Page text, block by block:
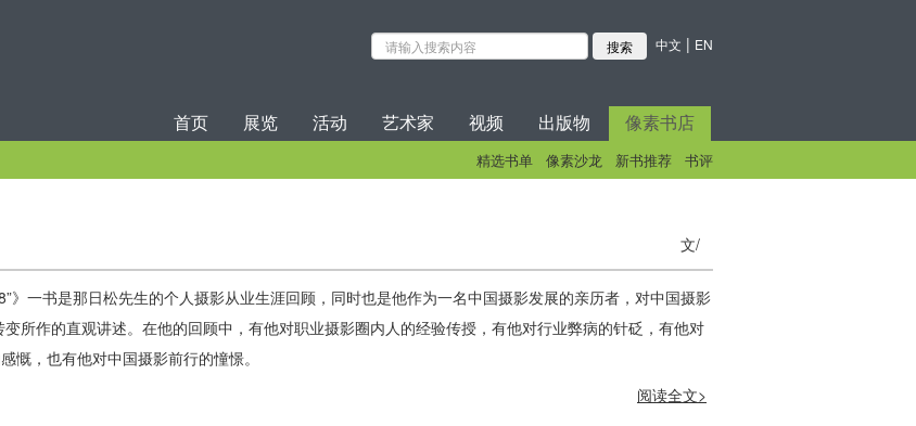
中文 | EN
首页 展览 活动 艺术家 视频 出版物 像素书店
精选书单 像素沙龙 新书推荐 书评
文/
》一书是那日松先生的个人摄影从业生涯回顾，同时也是他作为一名中国摄影发展的亲历者，对中国摄影
所作的直观讲述。在他的回顾中，有他对职业摄影圈内人的经验传授，有他对行业弊病的针砭，有他对
慨，也有他对中国摄影前行的憧憬。
阅读全文>